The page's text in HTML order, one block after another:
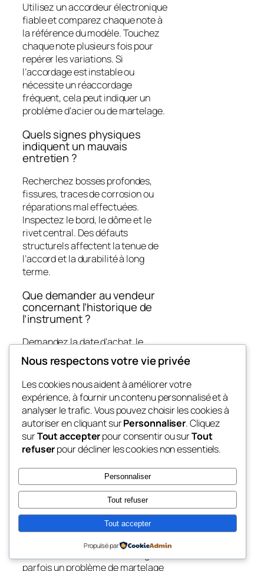
Utilisez un accordeur électronique
fiable et comparez chaque note à
la référence du modèle. Touchez
chaque note plusieurs fois pour
repérer les variations. Si
l’accordage est instable ou
nécessite un réaccordage
fréquent, cela peut indiquer un
problème d’acier ou de martelage.
Quels signes physiques
indiquent un mauvais
entretien ?
Recherchez bosses profondes,
fissures, traces de corrosion ou
réparations mal effectuées.
Inspectez le bord, le dôme et le
rivet central. Des défauts
structurels affectent la tenue de
l’accord et la durabilité à long
terme.
Que demander au vendeur
concernant l’historique de
l’instrument ?
Demandez la date d’achat, le
fabricant, le numéro de série, les
réparations et l’usage (studio,
scène, extérieur). Un vendeur
sérieux pourra fournir des factures,
des photos anciennes ou des
enregistrements audio pour
prouver l’authenticité et l’entretien.
Comment détecter la
diaphonie et pourquoi c’est
La diaphonie apparaît quand une
note “résonne” sur une autre.
Écoutez chaque note isolément
puis en accords. Une diaphonie
parfois un problème de martelage
Nous respectons votre vie privée
Les cookies nous aident à améliorer votre
expérience, à fournir un contenu personnalisé et à
analyser le trafic. Vous pouvez choisir les cookies à
autoriser en cliquant surPersonnaliser. Cliquez
surTout accepterpour consentir ou surTout
refuserpour décliner les cookies non essentiels.
Personnaliser
Tout refuser
Tout accepter
Propulsé par